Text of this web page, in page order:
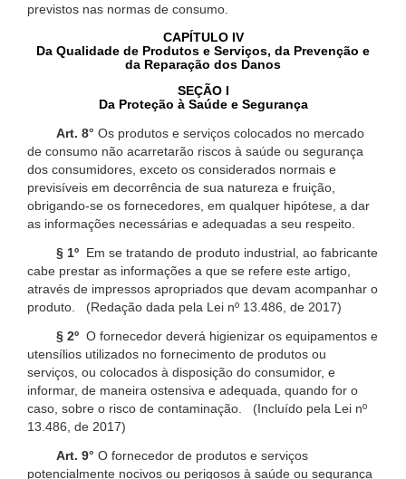
previstos nas normas de consumo.
CAPÍTULO IV
Da Qualidade de Produtos e Serviços, da Prevenção e
da Reparação dos Danos
SEÇÃO I
Da Proteção à Saúde e Segurança
Art. 8° Os produtos e serviços colocados no mercado
de consumo não acarretarão riscos à saúde ou segurança
dos consumidores, exceto os considerados normais e
previsíveis em decorrência de sua natureza e fruição,
obrigando-se os fornecedores, em qualquer hipótese, a dar
as informações necessárias e adequadas a seu respeito.
§ 1º Em se tratando de produto industrial, ao fabricante
cabe prestar as informações a que se refere este artigo,
através de impressos apropriados que devam acompanhar o
produto. (Redação dada pela Lei nº 13.486, de 2017)
§ 2º O fornecedor deverá higienizar os equipamentos e
utensílios utilizados no fornecimento de produtos ou
serviços, ou colocados à disposição do consumidor, e
informar, de maneira ostensiva e adequada, quando for o
caso, sobre o risco de contaminação. (Incluído pela Lei nº
13.486, de 2017)
Art. 9° O fornecedor de produtos e serviços
potencialmente nocivos ou perigosos à saúde ou segurança